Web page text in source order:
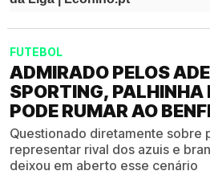
FUTEBOL
ADMIRADO PELOS
SPORTING, PALHINHA
PODE RUMAR AO
Questionado diretamente sobre
representar rival dos azuis e
deixou em aberto esse cenário